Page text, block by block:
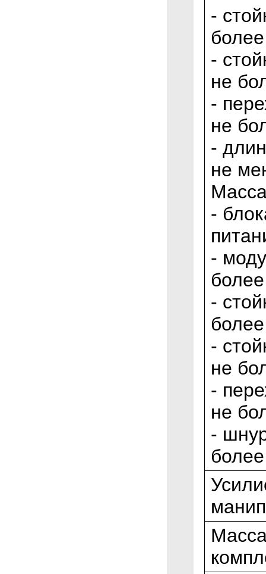
-
более
-
не
-
не
-
не
-
-
более
-
более
-
не
-
не
-
более